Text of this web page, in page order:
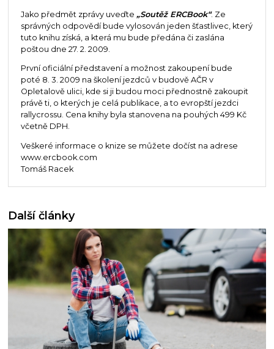
Jako předmět zprávy uveďte „Soutěž ERCBook“. Ze
správných odpovědí bude vylosován jeden šťastlivec, který
tuto knihu získá, a která mu bude předána či zaslána
poštou dne 27. 2. 2009.
První oficiální představení a možnost zakoupení bude
poté 8. 3. 2009 na školení jezdců v budově AČR v
Opletalově ulici, kde si ji budou moci přednostně zakoupit
právě ti, o kterých je celá publikace, a to evropští jezdci
rallycrossu. Cena knihy byla stanovena na pouhých 499 Kč
včetně DPH.
Veškeré informace o knize se můžete dočíst na adrese
www.ercbook.com
Tomáš Racek
Další články